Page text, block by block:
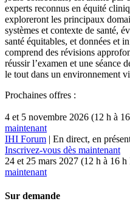
experts reconnus en équité
exploreront les principaux
systèmes et contexte de santé,
santé équitables, et données et
comprend des révisions
réussir l’examen et une séance
le tout dans un environnement
Prochaines offres :
4 et 5 novembre 2026 (12 h à
maintenant
IHI Forum | En direct, en
Inscrivez-vous dès maintenant
24 et 25 mars 2027 (12 h à 16
maintenant
Sur demande